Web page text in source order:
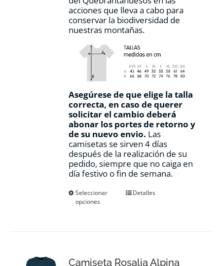
acciones que lleva a cabo para
conservar la biodiversidad de
nuestras montañas.
Asegúrese de que elige la talla
correcta, en caso de querer
solicitar el cambio deberá
abonar los portes de retorno y
de su nuevo envio. Las
camisetas se sirven 4 días
después de la realización de su
pedido, siempre que no caiga en
día festivo o fin de semana.
Seleccionar
opciones
Este
se
Detalles
Camiseta Rosalia Alpina